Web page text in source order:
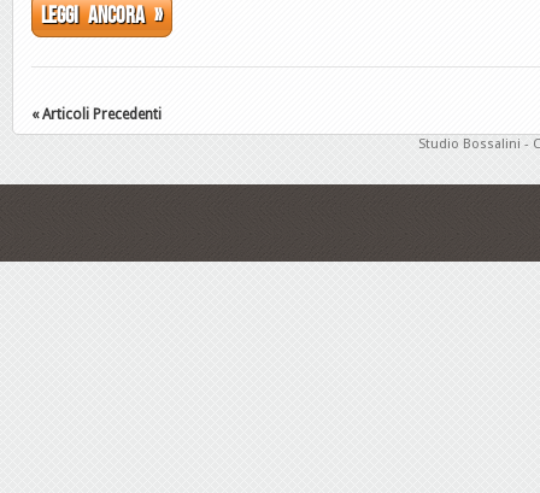
Leggi ancora »
« Articoli Precedenti
Studio Bossalini -